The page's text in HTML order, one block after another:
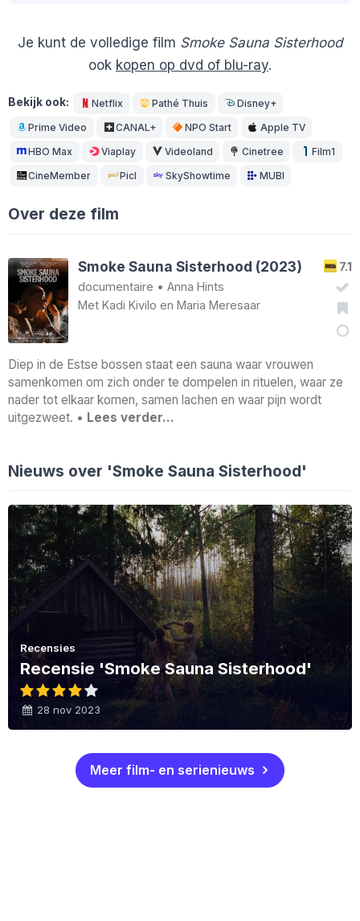
Je kunt de volledige film Smoke Sauna Sisterhood
ook kopen op dvd of blu-ray.
Bekijk ook: Netflix Pathé Thuis Disney+
Prime Video CANAL+ NPO Start Apple TV
HBO Max Viaplay Videoland Cinetree Film1
CineMember Picl SkyShowtime MUBI
Over deze film
7.1
Smoke Sauna Sisterhood (2023)
documentaire • Anna Hints
Met Kadi Kivilo en Maria Meresaar
Diep in de Estse bossen staat een sauna waar vrouwen
samenkomen om zich onder te dompelen in rituelen, waar ze
nader tot elkaar komen, samen lachen en waar pijn wordt
uitgezweet. • Lees verder…
Nieuws over 'Smoke Sauna Sisterhood'
Recensies
Recensie 'Smoke Sauna Sisterhood'
28 nov 2023
Meer film- en serienieuws